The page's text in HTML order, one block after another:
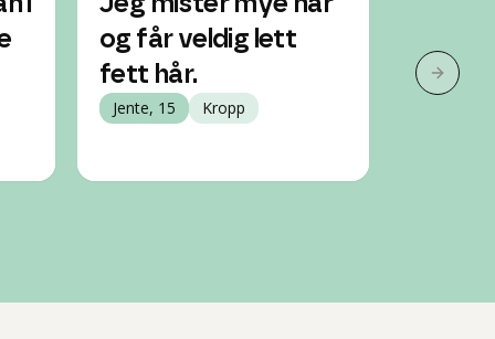
og får veldig lett
fett hår.
Jente, 15 Kropp
Neste